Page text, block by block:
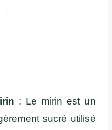
: Le mirin est un
sucré utilisé